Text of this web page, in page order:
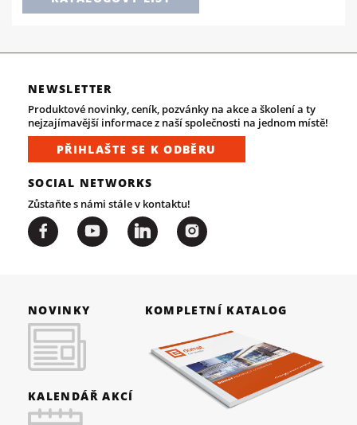
NEWSLETTER
Produktové novinky, ceník, pozvánky na akce a školení a ty
nejzajímavější informace z naší společnosti na jednom místě!
PŘIHLAŠTE SE K ODBĚRU
SOCIAL NETWORKS
Zůstaňte s námi stále v kontaktu!
NOVINKY
KALENDÁŘ AKCÍ
KOMPLETNÍ KATALOG